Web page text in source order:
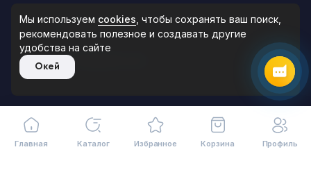
Главная Каталог Избранное Корзина Профиль
ИНФОРМАЦИЯ
СОТРУДНИЧЕСТВО
По будням с 09:30 до 18:30
Мы используем cookies , чтобы сохранять ваш поиск,
рекомендовать полезное и создавать другие
удобства на сайте
Окей